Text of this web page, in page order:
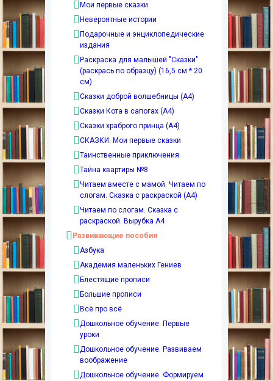
Мои первые сказки
Невероятные истории
Подарочные и энциклопедические
издания
Раскраска для малышей "Сказки"
(раскрась по образцу) (16,5 см * 20
см)
Сказки доброй волшебницы (А4)
Сказки Кота в сапогах (А4)
Сказки храброго принца (А4)
СКАЗКИ. Мои первые сказки
Таинственные приключения
Тайна квартиры №8
Читаем вместе с мамой. Читаем по
слогам. Сказка с раскраской (А4)
Читаем по слогам. Сказка с
раскраской. Вырубка А4
Развивающие пособия
Азбука
Академия маленьких Гениев
Блестящие прописи
Большие прописи
Всё про всё
Дошкольное обучение. Первые
уроки
Дошкольное обучение. Развиваем
воображение
Дошкольное обучение. Формируем